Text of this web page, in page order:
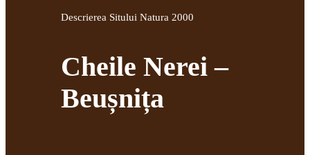
Descrierea Sitului Natura 2000
Cheile Nerei –
Beușnița